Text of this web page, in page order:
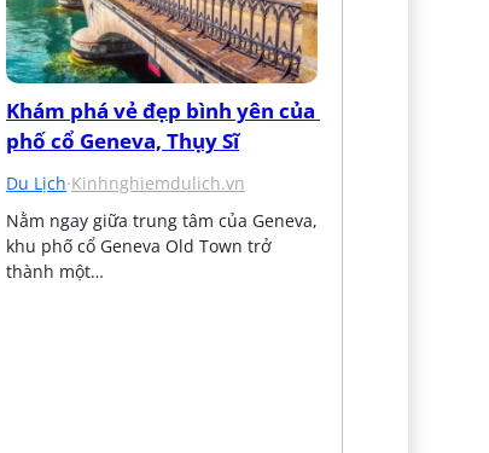
Khám phá vẻ đẹp bình yên của
phố cổ Geneva, Thụy Sĩ
Du Lịch·Kinhnghiemdulich.vn
Nằm ngay giữa trung tâm của Geneva,
khu phố cổ Geneva Old Town trở
thành một…